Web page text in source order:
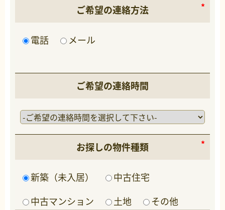
ご希望の連絡方法
電話 メール
ご希望の連絡時間
お探しの物件種類
新築（未入居）
中古住宅
中古マンション
土地
その他